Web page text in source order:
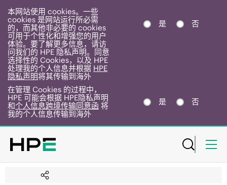
本网站使用 cookies。一些
cookies 是网站运行所必需
的，而其他非必要的 cookies
可用于个性化和增强您的用户
体验。要了解更多信息，请访
问我们的 HPE 隐私声明。同意
选择性的 Cookies，以及 HPE
处理我的个人信息并根据 HPE
隐私声明将其传输到海外
是 否
在管理 Cookies 的过程中，
HPE 可能会根据 HPE隐私声明
和个人信息跨境传输同意函 将
我的个人信息传输到海外
是 否